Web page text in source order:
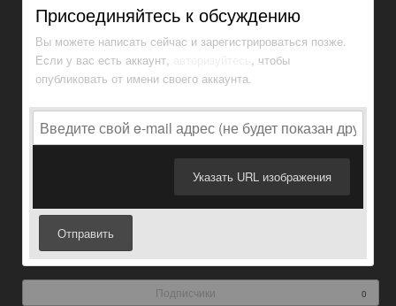
Присоединяйтесь к обсуждению
Вы можете написать сейчас и зарегистрироваться позже.
Если у вас есть аккаунт,
, чтобы
опубликовать от имени своего аккаунта.
Указать URL изображения
Отправить
Подписчики 0